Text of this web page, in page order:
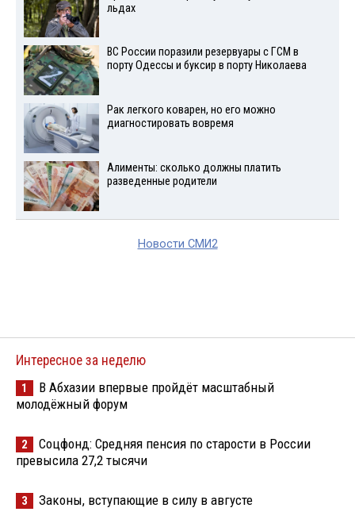
льдах
ВС России поразили резервуары с ГСМ в
порту Одессы и буксир в порту Николаева
Рак легкого коварен, но его можно
диагностировать вовремя
Алименты: сколько должны платить
разведенные родители
Новости СМИ2
Интересное за неделю
1
В Абхазии впервые пройдёт масштабный
молодёжный форум
2
Соцфонд: Средняя пенсия по старости в России
превысила 27,2 тысячи
3 Законы, вступающие в силу в августе